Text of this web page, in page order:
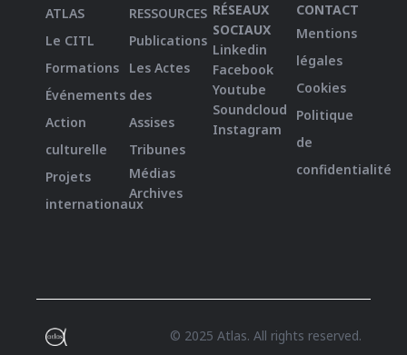
ATLAS
Le CITL
Formations
Événements
Action
culturelle
Projets
internationaux
RESSOURCES
Publications
Les Actes
des
Assises
Tribunes
Médias
Archives
RÉSEAUX
SOCIAUX
Linkedin
Facebook
Youtube
Soundcloud
Instagram
CONTACT
Mentions
légales
Cookies
Politique
de
confidentialité
© 2025 Atlas. All rights reserved.